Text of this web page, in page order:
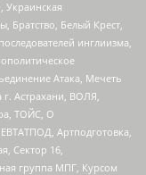
Братство, Белый Крест,
инглиизма,
Атака, Мечеть
Астрахани, ВОЛЯ,
ТОЙС, О
Артподготовка,
Сектор 16,
группа МПГ, Курсом